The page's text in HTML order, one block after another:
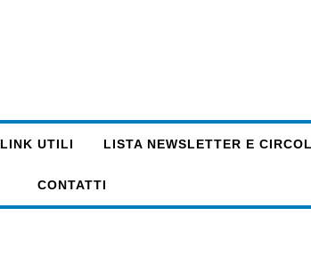
LINK UTILI LISTA NEWSLETTER E
CONTATTI